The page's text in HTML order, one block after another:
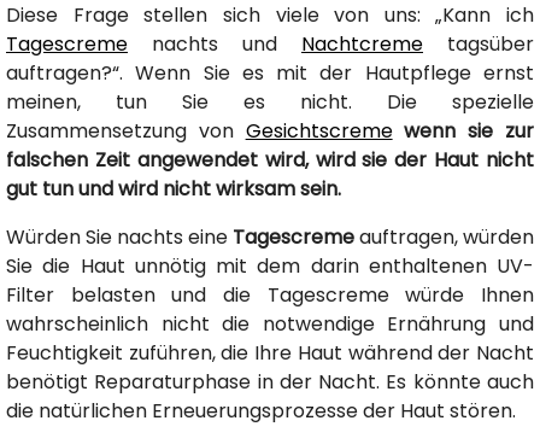
Diese Frage stellen sich viele von uns: „Kann ich
Tagescreme nachts und Nachtcreme tagsüber
auftragen?“. Wenn Sie es mit der Hautpflege ernst
meinen, tun Sie es nicht. Die spezielle
Zusammensetzung von Gesichtscreme wenn sie zur
falschen Zeit angewendet wird, wird sie der Haut nicht
gut tun und wird nicht wirksam sein.
Würden Sie nachts eine Tagescremeauftragen, würden
Sie die Haut unnötig mit dem darin enthaltenen UV-
Filter belasten und die Tagescreme würde Ihnen
wahrscheinlich nicht die notwendige Ernährung und
Feuchtigkeit zuführen, die Ihre Haut während der Nacht
benötigt Reparaturphase in der Nacht. Es könnte auch
die natürlichen Erneuerungsprozesse der Haut stören.